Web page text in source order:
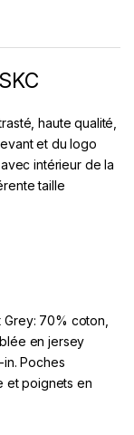
haute qualité,
et du logo
intérieur de la
taille
70% coton,
en jersey
Poches
et poignets en